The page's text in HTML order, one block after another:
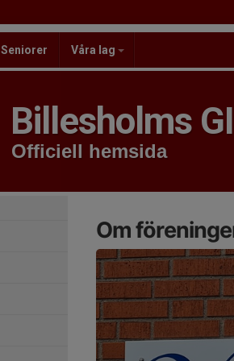
Seniorer Våra lag
Billesholms
Officiell hemsida
Om